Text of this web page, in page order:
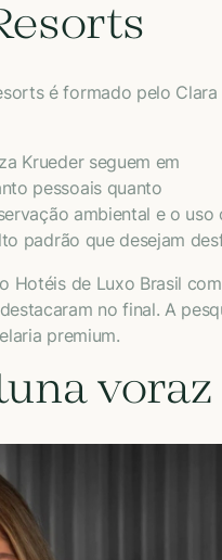
é formado pelo
Krueder seguem em
pessoais quanto
ambiental e o
padrão que desejam
Hotéis de Luxo Brasil
no final. A
premium.